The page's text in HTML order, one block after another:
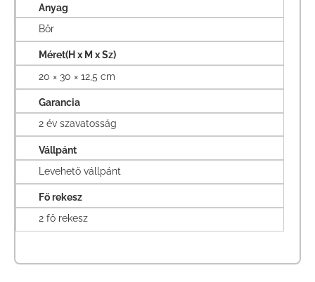
Anyag
Bőr
Méret(H x M x Sz)
20 × 30 × 12,5 cm
Garancia
2 év szavatosság
Vállpánt
Levehető vállpánt
Fő rekesz
2 fő rekesz